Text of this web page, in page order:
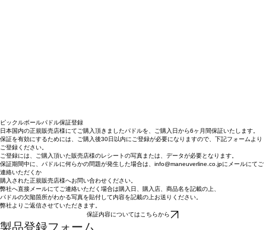
ピックルボールパドル保証登録
日本国内の正規販売店様にてご購入頂きましたパドルを、ご購入日から6ヶ月間保証いたします。
​保証を有効にするためには、ご購入後30日以内にご登録が必要になりますので、下記フォームより
ご登録ください。
ご登録には、ご購入頂いた販売店様のレシートの写真または、データが必要となります。
保証期間中に、パドルに何らかの問題が発生した場合は、info@maneuverline.co.jpにメールにてご
連絡いただくか
購入された正規販売店様へお問い合わせください。
弊社へ直接メールにてご連絡いただく場合は購入日、購入店、商品名を記載の上、
パドルの欠陥箇所がわかる写真を貼付して内容を記載の上お送りください。
弊社よりご返信させていただきます。
保証内容についてはこちらから